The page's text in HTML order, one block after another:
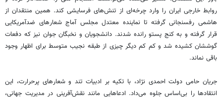
روابط خارجی ایران را وارد چرخه‌ای از تنش‌های فرسایشی کند. همین منتقدان از
هاشمی رفسنجانی گرفته تا نماینده معتدل مجلس آماج شعارهای ضدآمریکایی
قرار گرفته و به کنج پستو رانده شدند. دانشجویان و نخبگان جوان نیز که دفعات
گوششان کشیده شد و کم کم دیگر چیزی از طبقه نجیب متوسط برای اظهار وجود
باقی نماند.
جریان حامی دولت احمدی نژاد، با تکیه بر ادبیات تند و شعارهای پرحرارت، این
انتقادها را بی‌اساس جلوه می‌داد. ادعاهایی مانند نقش‌آفرینی در مدیریت جهانی،